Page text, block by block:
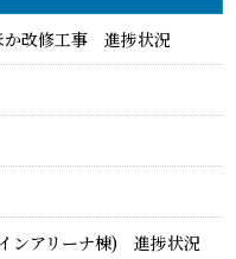
か改修工事 進捗状況
ンアリーナ棟) 進捗状況